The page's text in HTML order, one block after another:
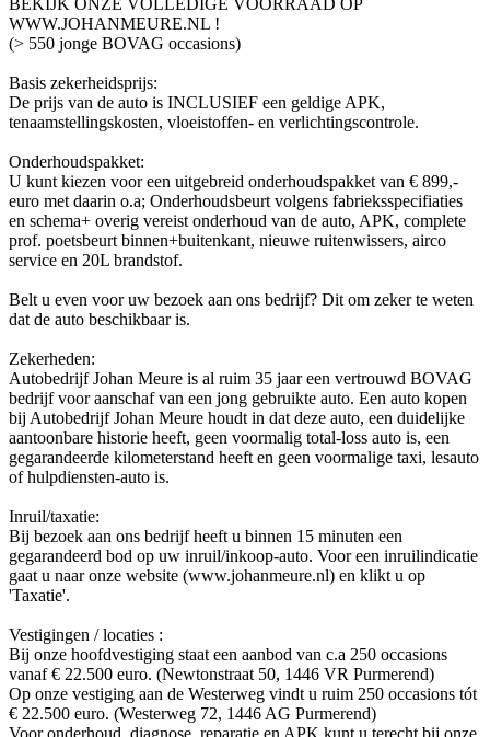
BEKIJK ONZE VOLLEDIGE VOORRAAD OP
WWW.JOHANMEURE.NL !
(> 550 jonge BOVAG occasions)
Basis zekerheidsprijs:
De prijs van de auto is INCLUSIEF een geldige APK,
tenaamstellingskosten, vloeistoffen- en verlichtingscontrole.
Onderhoudspakket:
U kunt kiezen voor een uitgebreid onderhoudspakket van € 899,-
euro met daarin o.a; Onderhoudsbeurt volgens fabrieksspecifiaties
en schema+ overig vereist onderhoud van de auto, APK, complete
prof. poetsbeurt binnen+buitenkant, nieuwe ruitenwissers, airco
service en 20L brandstof.
Belt u even voor uw bezoek aan ons bedrijf? Dit om zeker te weten
dat de auto beschikbaar is.
Zekerheden:
Autobedrijf Johan Meure is al ruim 35 jaar een vertrouwd BOVAG
bedrijf voor aanschaf van een jong gebruikte auto. Een auto kopen
bij Autobedrijf Johan Meure houdt in dat deze auto, een duidelijke
aantoonbare historie heeft, geen voormalig total-loss auto is, een
gegarandeerde kilometerstand heeft en geen voormalige taxi, lesauto
of hulpdiensten-auto is.
Inruil/taxatie:
Bij bezoek aan ons bedrijf heeft u binnen 15 minuten een
gegarandeerd bod op uw inruil/inkoop-auto. Voor een inruilindicatie
gaat u naar onze website (www.johanmeure.nl) en klikt u op
'Taxatie'.
Vestigingen / locaties :
Bij onze hoofdvestiging staat een aanbod van c.a 250 occasions
vanaf € 22.500 euro. (Newtonstraat 50, 1446 VR Purmerend)
Op onze vestiging aan de Westerweg vindt u ruim 250 occasions tót
€ 22.500 euro. (Westerweg 72, 1446 AG Purmerend)
Voor onderhoud, diagnose, reparatie en APK kunt u terecht bij onze